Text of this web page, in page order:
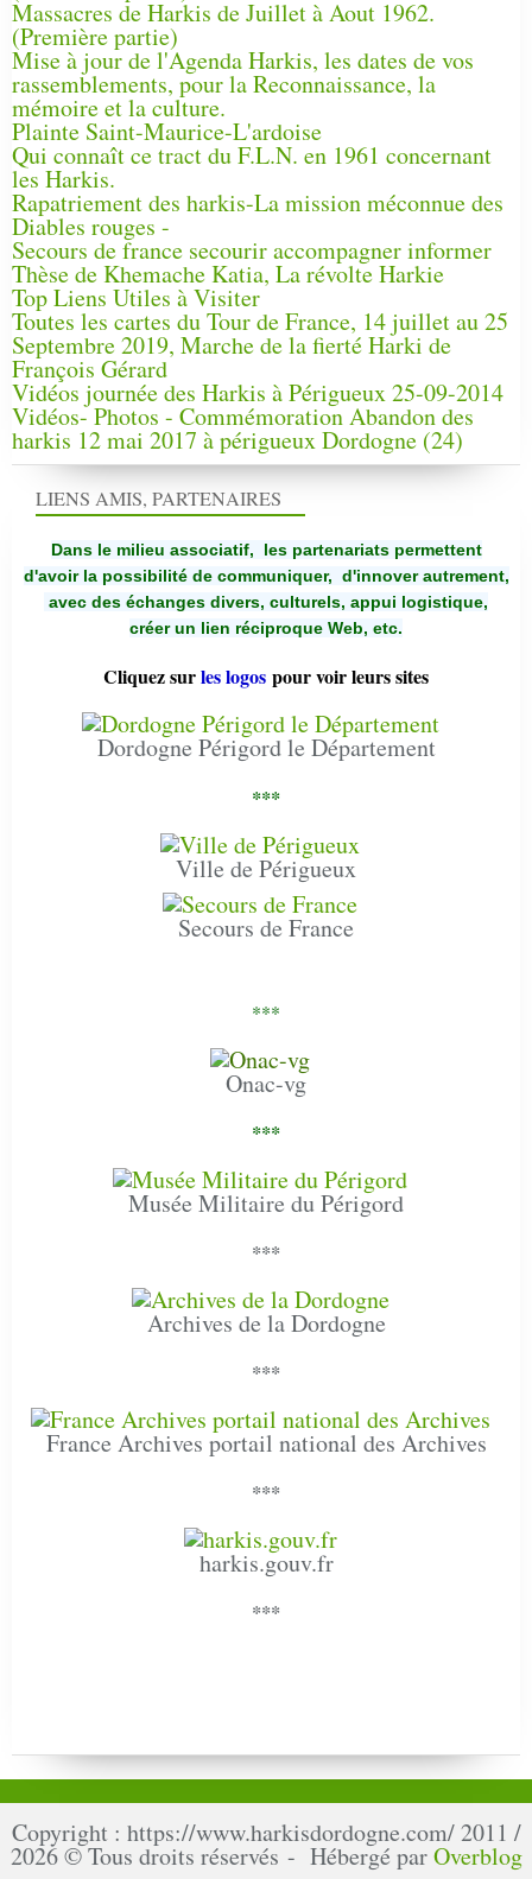
Massacres de Harkis de Juillet à Aout 1962.
(Première partie)
Mise à jour de l'Agenda Harkis, les dates de vos
rassemblements, pour la Reconnaissance, la
mémoire et la culture.
Plainte Saint-Maurice-L'ardoise
Qui connaît ce tract du F.L.N. en 1961 concernant
les Harkis.
Rapatriement des harkis-La mission méconnue des
Diables rouges -
Secours de france secourir accompagner informer
Thèse de Khemache Katia, La révolte Harkie
Top Liens Utiles à Visiter
Toutes les cartes du Tour de France, 14 juillet au 25
Septembre 2019, Marche de la fierté Harki de
François Gérard
Vidéos journée des Harkis à Périgueux 25-09-2014
Vidéos- Photos - Commémoration Abandon des
harkis 12 mai 2017 à périgueux Dordogne (24)
LIENS AMIS, PARTENAIRES
Dans le milieu associatif, les partenariats permettent
d'avoir la possibilité de communiquer, d'innover autrement,
avec des échanges divers, culturels, appui logistique,
créer un lien réciproque Web, etc.
Cliquez surles logos pour voir leurs sites
Dordogne Périgord le Département
***
Ville de Périgueux
Secours de France
***
Onac-vg
***
Musée Militaire du Périgord
***
Archives de la Dordogne
***
France Archives portail national des Archives
***
harkis.gouv.fr
***
Copyright : https://www.harkisdordogne.com/ 2011 /
2026 © Tous droits réservés - Hébergé parOverblog